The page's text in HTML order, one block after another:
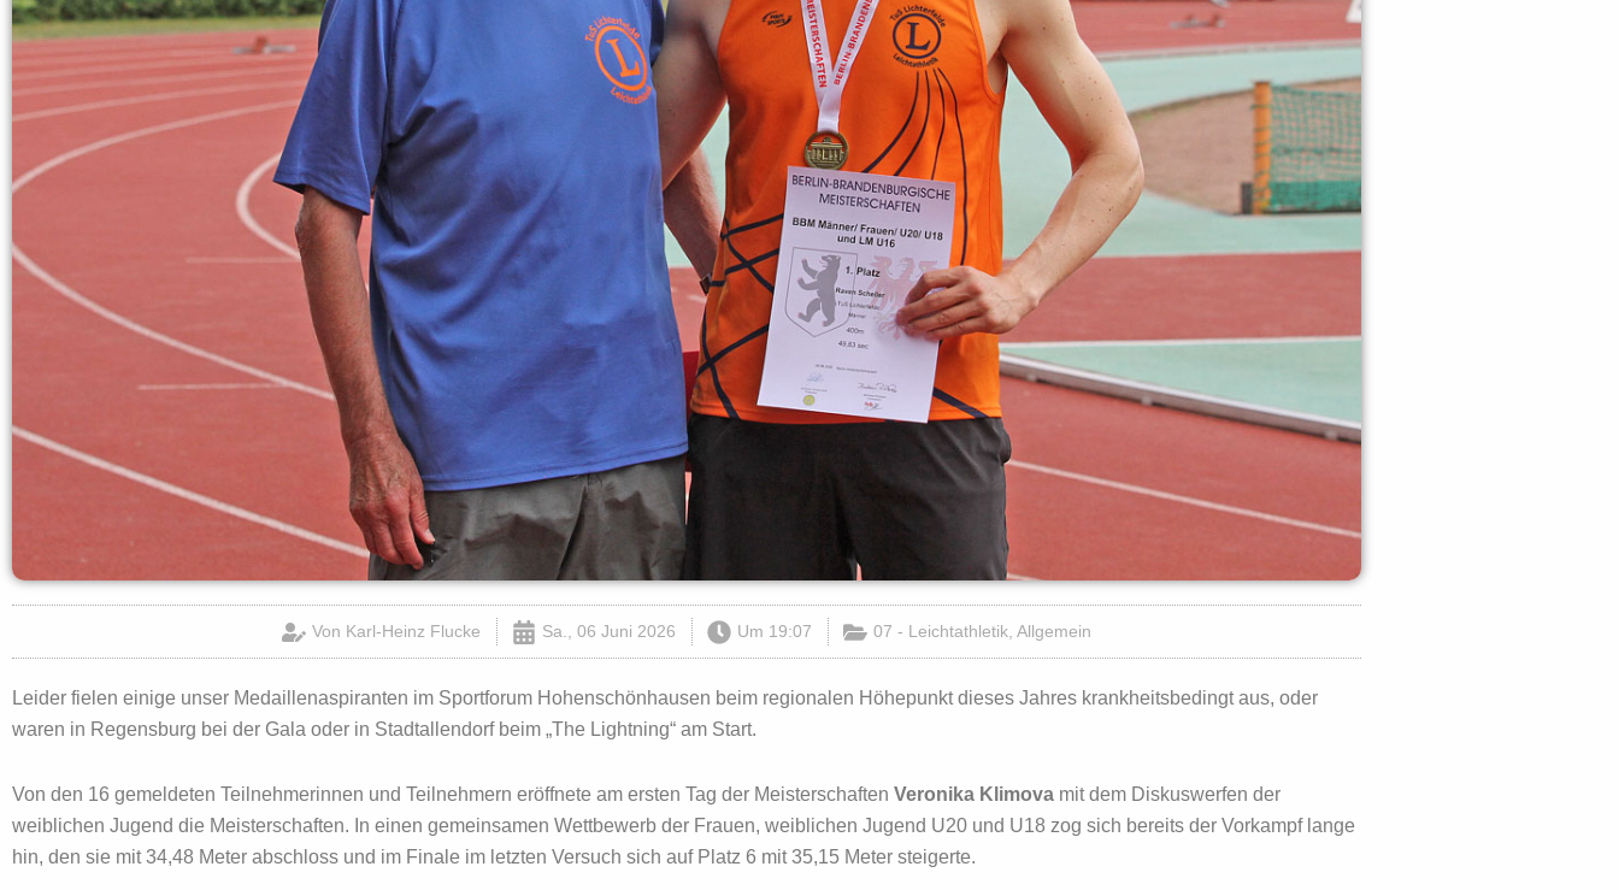
Von Karl-Heinz Flucke Sa., 06 Juni 2026 Um 19:07 07 - Leichtathletik Allgemein
Leider fielen einige unser Medaillenaspiranten im Sportforum Hohenschönhausen beim regionalen Höhepunkt dieses Jahres krankheitsbedingt aus, oder
waren in Regensburg bei der Gala oder in Stadtallendorf beim „The Lightning“ am Start.
Von den 16 gemeldeten Teilnehmerinnen und Teilnehmern eröffnete am ersten Tag der Meisterschaften Veronika Klimova mit dem Diskuswerfen der
weiblichen Jugend die Meisterschaften. In einen gemeinsamen Wettbewerb der Frauen, weiblichen Jugend U20 und U18 zog sich bereits der Vorkampf lange
hin, den sie mit 34,48 Meter abschloss und im Finale im letzten Versuch sich auf Platz 6 mit 35,15 Meter steigerte.